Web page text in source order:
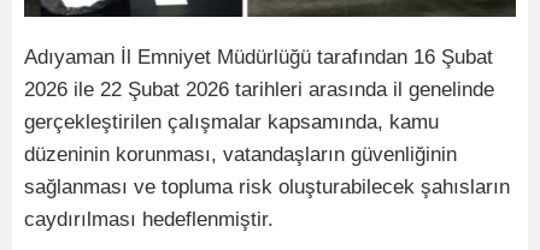
Adıyaman İl Emniyet Müdürlüğü tarafından 16 Şubat
2026 ile 22 Şubat 2026 tarihleri arasında il genelinde
gerçekleştirilen çalışmalar kapsamında, kamu
düzeninin korunması, vatandaşların güvenliğinin
sağlanması ve topluma risk oluşturabilecek şahısların
caydırılması hedeflenmiştir.